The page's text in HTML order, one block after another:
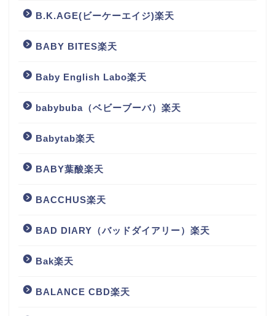
B.K.AGE(ビーケーエイジ)楽天
BABY BITES楽天
Baby English Labo楽天
babybuba（ベビーブーバ）楽天
Babytab楽天
BABY葉酸楽天
BACCHUS楽天
BAD DIARY（バッドダイアリー）楽天
Bak楽天
BALANCE CBD楽天